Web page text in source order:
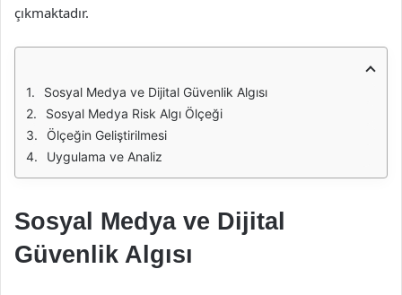
çıkmaktadır.
Sosyal Medya ve Dijital Güvenlik Algısı
Sosyal Medya Risk Algı Ölçeği
Ölçeğin Geliştirilmesi
Uygulama ve Analiz
Sosyal Medya ve Dijital
Güvenlik Algısı